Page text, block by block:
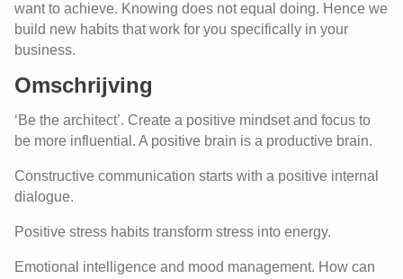
want to achieve. Knowing does not equal doing. Hence we
build new habits that work for you specifically in your
business.
Omschrijving
‘Be the architect’. Create a positive mindset and focus to
be more influential. A positive brain is a productive brain.
Constructive communication starts with a positive internal
dialogue.
Positive stress habits transform stress into energy.
Emotional intelligence and mood management. How can